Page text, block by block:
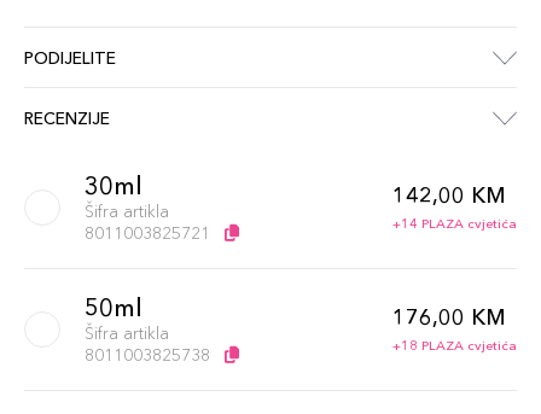
PODIJELITE
RECENZIJE
30ml
Šifra artikla
8011003825721
142,00 KM
+14 PLAZA cvjetića
50ml
Šifra artikla
8011003825738
176,00 KM
+18 PLAZA cvjetića